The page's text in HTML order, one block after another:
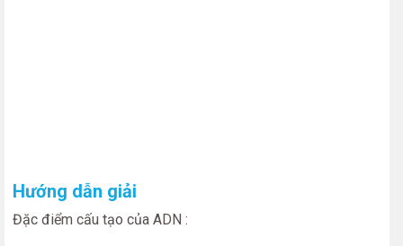
Hướng dẫn giải
Đặc điểm cấu tạo của ADN :